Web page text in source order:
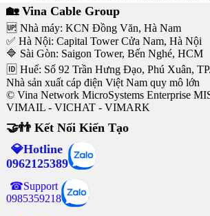
🏡 Vina Cable Group
🆙 Nhà máy: KCN Đồng Văn, Hà Nam
✅ Hà Nội: Capital Tower Cửa Nam, Hà Nội
🔷 Sài Gòn: Saigon Tower, Bến Nghé, HCM
🆔 Huế: Số 92 Trần Hưng Đạo, Phú Xuân,
Nhà sản xuất cáp điện Việt Nam quy mô lớn
© Vina Network MicroSystems Enterprise
VIMAIL - VICHAT - VIMARK
🤝👬 Kết Nối Kiến Tạo
💎Hotline
0962125389
☎Support
0985359218